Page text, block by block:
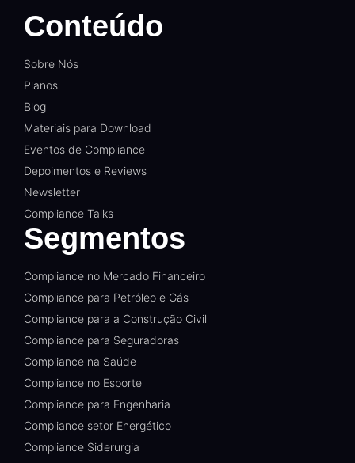
Conteúdo
Sobre Nós
Planos
Blog
Materiais para Download
Eventos de Compliance
Depoimentos e Reviews
Newsletter
Compliance Talks
Segmentos
Compliance no Mercado Financeiro
Compliance para Petróleo e Gás
Compliance para a Construção Civil
Compliance para Seguradoras
Compliance na Saúde
Compliance no Esporte
Compliance para Engenharia
Compliance setor Energético
Compliance Siderurgia